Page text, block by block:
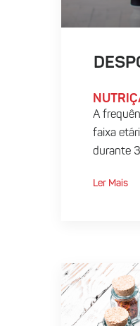
A
faixa
durante
Ler Mais